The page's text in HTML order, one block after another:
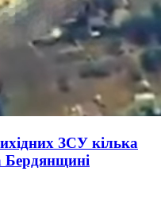
ЗСУ кілька
Бердянщині